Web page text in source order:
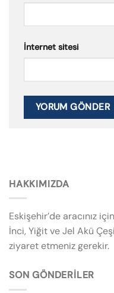
İnternet sitesi
HAKKIMIZDA
Eskişehir’de aracınız
İnci, Yiğit ve Jel Akü
ziyaret etmeniz gerekir.
SON GÖNDERILER